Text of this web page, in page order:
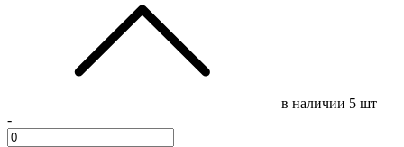
в наличии 5 шт
-